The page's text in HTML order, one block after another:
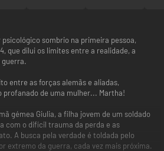
sombrio na primeira pessoa,
que dilui os limites entre a realidade, a
guerra.
entre as forças alemãs e aliadas,
profanado de uma mulher... Martha!
gémea Giulia, a filha jovem de um soldado
com o difícil trauma da perda e as
A busca pela verdade é toldada pelo
extremo da guerra, cada vez mais próxima.